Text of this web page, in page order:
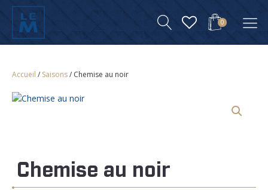
0
Accueil / Saisons/ Chemise au noir
Chemise au noir